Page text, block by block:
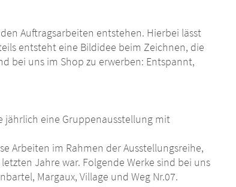
Auftragsarbeiten entstehen. Hierbei lässt
entsteht eine Bildidee beim Zeichnen, die
bei uns im Shop zu erwerben: Entspannt,
eine Gruppenausstellung mit
Arbeiten im Rahmen der Ausstellungsreihe,
Jahre war. Folgende Werke sind bei uns
Margaux, Village und Weg Nr.07.